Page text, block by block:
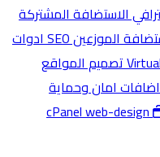
الاستضافة المشتركة
الموزعينSEO ادوات
تصميم المواقع
اضافات امان وحماية
web-design